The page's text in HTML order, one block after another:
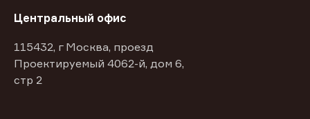
Центральный офис
115432, г Москва, проезд
Проектируемый 4062-й, дом 6,
стр 2